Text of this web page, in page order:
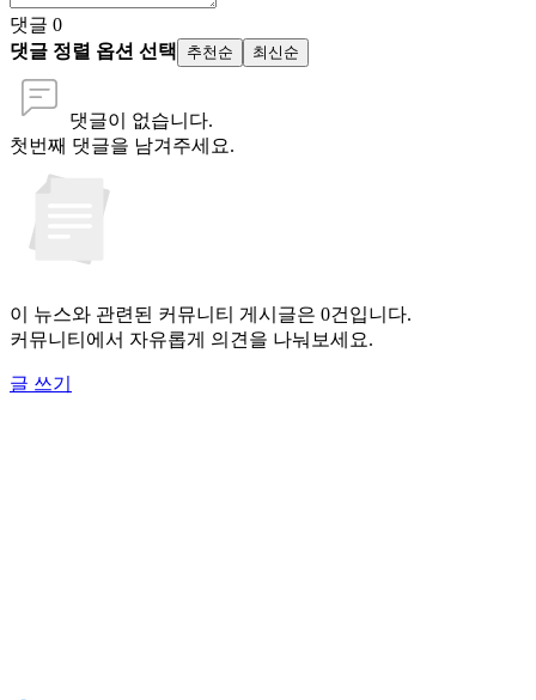
댓글 0
댓글 정렬 옵션 선택
추천순 최신순
댓글이 없습니다.
첫번째 댓글을 남겨주세요.
이 뉴스와 관련된 커뮤니티 게시글은 0건입니다.
커뮤니티에서 자유롭게 의견을 나눠보세요.
글 쓰기